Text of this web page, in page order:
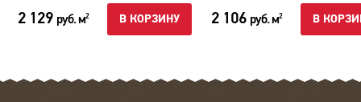
2 129 руб. м2 В КОРЗИНУ 2 106 руб. м2 В